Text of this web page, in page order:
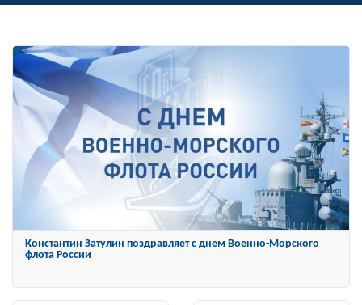
Константин Затулин награжден Орденом «За заслуги перед
Отечеством» IV степени